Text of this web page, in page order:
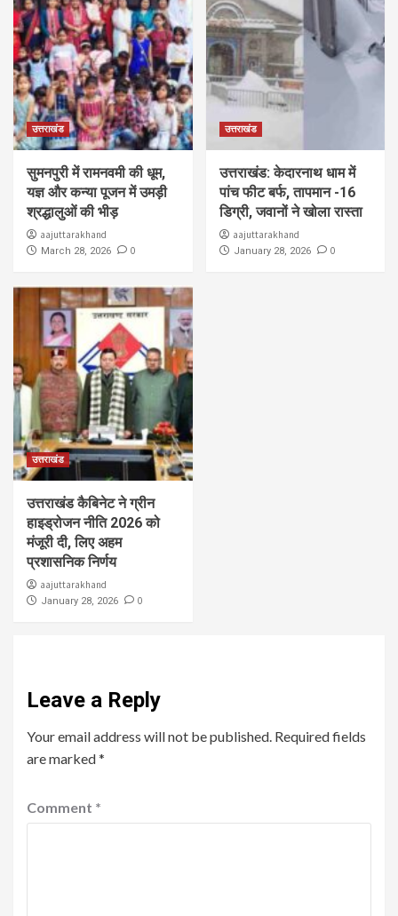
उत्तराखंड
सुमनपुरी में रामनवमी की धूम,
यज्ञ और कन्या पूजन में उमड़ी
श्रद्धालुओं की भीड़
aajuttarakhand
March 28, 2026 0
उत्तराखंड
उत्तराखंड: केदारनाथ धाम में
पांच फीट बर्फ, तापमान -16
डिग्री, जवानों ने खोला रास्ता
aajuttarakhand
January 28, 2026 0
उत्तराखंड
उत्तराखंड कैबिनेट ने ग्रीन
हाइड्रोजन नीति 2026 को
मंजूरी दी, लिए अहम
प्रशासनिक निर्णय
aajuttarakhand
January 28, 2026 0
Leave a Reply
Your email address will not be published. Required fields
are marked*
Comment *